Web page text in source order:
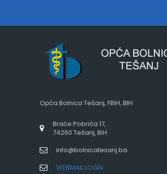
Opća Bolnica Tešanj, FBIH, BIH
Braće Pobrića 17,
74260 Tešanj, BiH
info@bolnicatesanj.ba
WEBMAIL LOGIN